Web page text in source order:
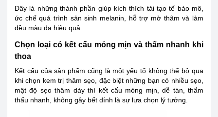
Đây là những thành phần giúp kích thích tái tạo tế bào mô,
ức chế quá trình sản sinh melanin, hỗ trợ mờ thâm và làm
đều màu da hiệu quả.
Chọn loại có kết cấu mỏng mịn và thấm nhanh khi
thoa
Kết cấu của sản phẩm cũng là một yếu tố không thể bỏ qua
khi chọn kem trị thâm sẹo, đặc biệt những bạn có nhiều sẹo,
mật độ sẹo thâm dày thì kết cấu mỏng mịn, dễ tán, thẩm
thấu nhanh, không gây bết dính là sự lựa chọn lý tưởng.